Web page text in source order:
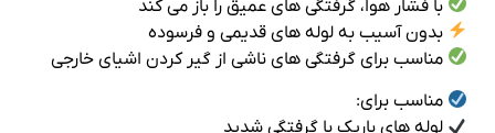
با فشار هوا، گرفتگی‌ های عمیق را باز می‌ کند
بدون آسیب به لوله‌ های قدیمی و فرسوده
مناسب برای گرفتگی‌ های ناشی از گیر کردن اشیای خارجی
مناسب برای:
لوله‌ های باریک با گرفتگی شدید